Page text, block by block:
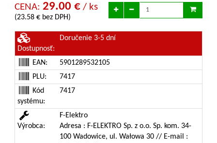
CENA: 29.00 € / ks
(23.58 € bez DPH)
Dostupnosť:
Doručenie 3-5 dní
EAN:
5901289532105
PLU:
7417
Kód
systému:
7417
Výrobca:
F-Elektro
Adresa : F-ELEKTRO Sp. z o.o. Sp. kom. 34-
100 Wadowice, ul. Wałowa 30 // E-mail :